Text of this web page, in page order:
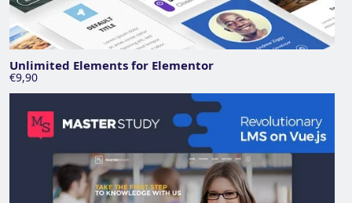
Unlimited Elements for Elementor
€9,90